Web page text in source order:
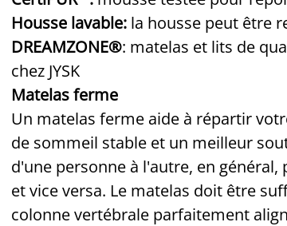
Housse lavable: la housse peut être
DREAMZONE®: matelas et lits de
chez JYSK
Matelas ferme
Un matelas ferme aide à répartir
de sommeil stable et un meilleur
d'une personne à l'autre, en
et vice versa. Le matelas doit être
colonne vertébrale parfaitement